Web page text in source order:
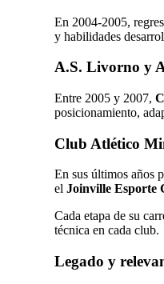
En 2004-2005,
y habilidades
A.S. Livorno y
Entre 2005 y 2007,
posicionamiento,
Club Atlético
En sus últimos años
el Joinville Esporte
Cada etapa de su
técnica en cada club.
Legado y